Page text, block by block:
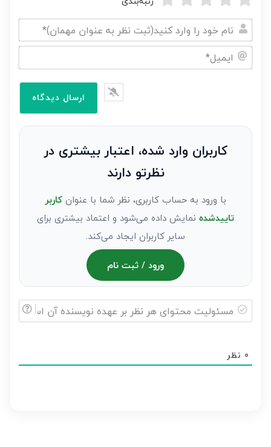
نام
خود
نظر
کاربران وارد شده، اعتبار بیشتری در
نظرتو دارند
با ورود به حساب کاربری، نظر شما با عنوانکاربر
تاییدشده نمایش داده می‌شود و اعتماد بیشتری برای
سایر کاربران ایجاد می‌کند.
ورود / ثبت نام
هر
0 نظر